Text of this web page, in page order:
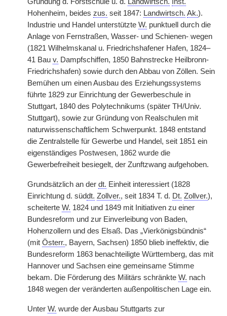
Hohenheim, beides zus. seit 1847: Landwirtsch. Ak.).
Industrie und Handel unterstützte W. punktuell durch die
Anlage von Fernstraßen, Wasser- und Schienen- wegen
(1821 Wilhelmskanal u. Friedrichshafener Hafen, 1824–
41 Bau v. Dampfschiffen, 1850 Bahnstrecke Heilbronn-
Friedrichshafen) sowie durch den Abbau von Zöllen. Sein
Bemühen um einen Ausbau des Erziehungssystems
führte 1829 zur Einrichtung der Gewerbeschule in
Stuttgart, 1840 des Polytechnikums (später TH/Univ.
Stuttgart), sowie zur Gründung von Realschulen mit
naturwissenschaftlichem Schwerpunkt. 1848 entstand
die Zentralstelle für Gewerbe und Handel, seit 1851 ein
eigenständiges Postwesen, 1862 wurde die
Gewerbefreiheit besiegelt, der Zunftzwang aufgehoben.
Grundsätzlich an der dt. Einheit interessiert (1828
Einrichtung d. süddt. Zollver., seit 1834 T. d. Dt. Zollver.),
scheiterte W. 1824 und 1849 mit Initiativen zu einer
Bundesreform und zur Einverleibung von Baden,
Hohenzollern und des Elsaß. Das „Vierkönigsbündnis“
(mit Österr., Bayern, Sachsen) 1850 blieb ineffektiv, die
Bundesreform 1863 benachteiligte Württemberg, das mit
Hannover und Sachsen eine gemeinsame Stimme
bekam. Die Förderung des Militärs schränkte W. nach
1848 wegen der veränderten außenpolitischen Lage ein.
Unter W. wurde der Ausbau Stuttgarts zur